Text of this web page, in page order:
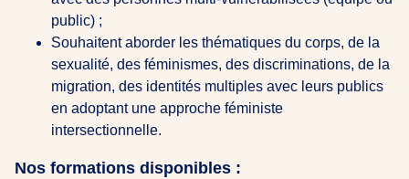
public) ;
Souhaitent aborder les thématiques du corps, de la
sexualité, des féminismes, des discriminations, de la
migration, des identités multiples avec leurs publics
en adoptant une approche féministe
intersectionnelle.
Nos formations disponibles :